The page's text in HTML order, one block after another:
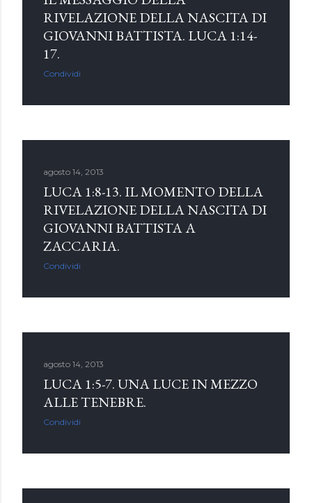
RIVELAZIONE DELLA NASCITA DI
GIOVANNI BATTISTA. LUCA 1:14-
17.
Condividi
agosto 14, 2013
LUCA 1:8-13. IL MOMENTO DELLA
RIVELAZIONE DELLA NASCITA DI
GIOVANNI BATTISTA A
ZACCARIA.
Condividi
agosto 14, 2013
LUCA 1:5-7. UNA LUCE IN MEZZO
ALLE TENEBRE.
Condividi